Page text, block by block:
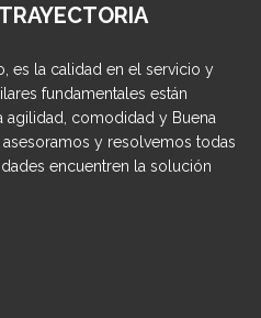
es la calidad en el servicio y
fundamentales están
comodidad y Buena
y resolvemos todas
encuentren la solución